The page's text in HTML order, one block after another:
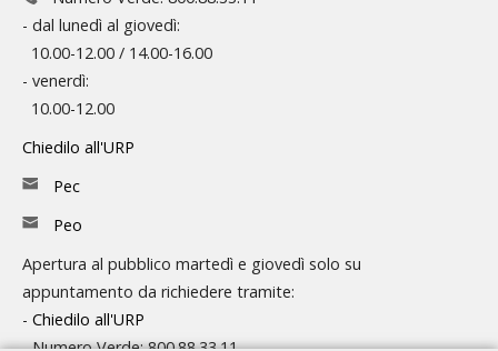
- dal lunedì al giovedì:
10.00-12.00 / 14.00-16.00
- venerdì:
10.00-12.00
Chiedilo all'URP
Pec
Peo
Apertura al pubblico martedì e giovedì solo su
appuntamento da richiedere tramite:
- Chiedilo all'URP